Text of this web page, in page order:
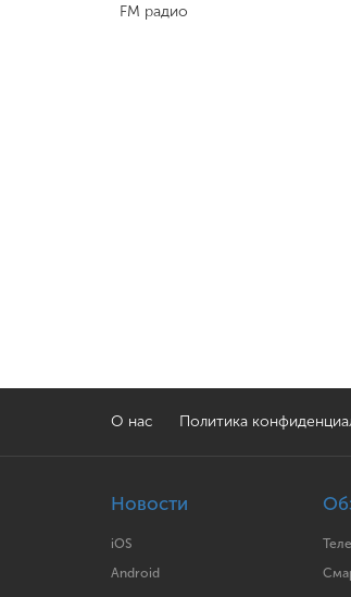
FM радио
О нас Политика
Новости
iOS
Android